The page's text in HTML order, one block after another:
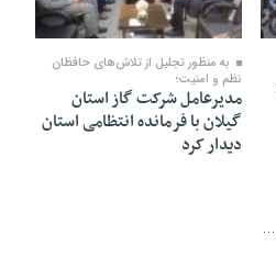
۱۴ دی ۱۴۰۴
به منظور تجلیل از تلاش‌های حافظان
نظم و امنیت؛
مدیرعامل شرکت گاز استان
گیلان با فرمانده انتظامی استان
دیدار کرد